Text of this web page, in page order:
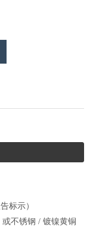
标示）
不锈钢 / 镀镍黄铜